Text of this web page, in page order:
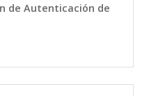
de Autenticación de